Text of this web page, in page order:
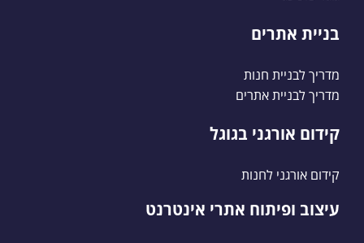
בניית אתרים
מדריך לבניית חנות
מדריך לבניית אתרים
קידום אורגני בגוגל
קידום אורגני לחנות
עיצוב ופיתוח אתרי אינטרנט